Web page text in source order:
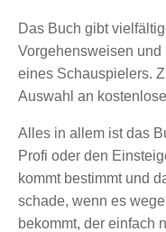
Das Buch gibt
Vorgehensweisen und
eines Schauspielers.
Auswahl an
Alles in allem ist das
Profi oder den
kommt bestimmt und
schade, wenn es
bekommt, der einfach